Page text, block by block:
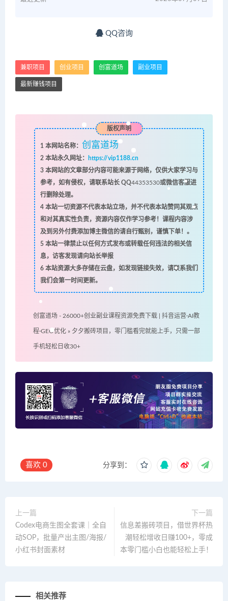
QQ咨询
兼职项目 创业项目 创富道场 副业项目
最新赚钱项目
版权声明
1 本网站名称： 创富道场
2本站永久网址：
https://vip1188.cn
3本网站的文章部分内容可能来源于网络，仅供大家学习与
参考，如有侵权，请联系站长 QQ44353530或微信客服进
行删除处理。
4本站一切资源不代表本站立场，并不代表本站赞同其观点
和对其真实性负责，资源内容仅作学习参考！课程内容涉
及到另外付费添加博主微信的请自行甄别，谨慎下单！。
5本站一律禁止以任何方式发布或转载任何违法的相关信
息，访客发现请向站长举报
6本站资源大多存储在云盘，如发现链接失效，请联系我们
我们会第一时间更新。
创富道场 - 26000+创业副业课程资源免费下载 | 抖音运营·AI教
程·GEO优化 » 夕夕搬砖项目，零门槛看完就能上手，只需一部
手机轻松日收30+
喜欢 0 分享到：
上一篇
Codex电商生图全套课｜全自
动SOP，批量产出主图/海报/
小红书封面素材
下一篇
信息差搬砖项目，借世界杯热
潮轻松增收日赚100+，零成
本零门槛小白也能轻松上手！
相关推荐